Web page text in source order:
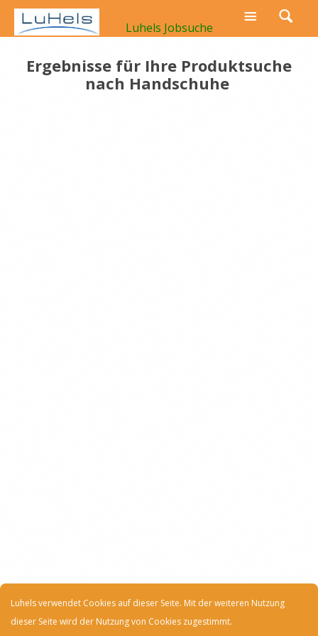
Luhels Jobsuche
Ergebnisse für Ihre Produktsuche
nach Handschuhe
Luhels verwendet Cookies auf dieser Seite. Mit der weiteren Nutzung
dieser Seite wird der Nutzung von Cookies zugestimmt.